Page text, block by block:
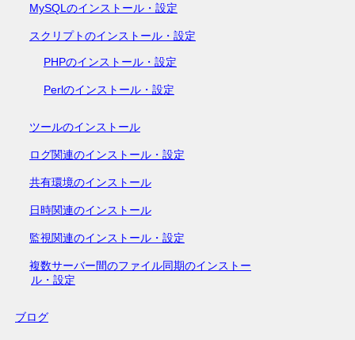
MySQLのインストール・設定
スクリプトのインストール・設定
PHPのインストール・設定
Perlのインストール・設定
ツールのインストール
ログ関連のインストール・設定
共有環境のインストール
日時関連のインストール
監視関連のインストール・設定
複数サーバー間のファイル同期のインストー
ル・設定
ブログ